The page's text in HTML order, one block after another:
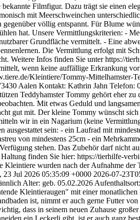
Filmfigur. Dazu trägt sie einen
mit Meerschweinchen
völlig entspannt. Für Blume
hat. Unsere Vermittlungskriterien: -
Grundfläche vermittelt. - Eine
Die Vermittlung erfolgt mit
Weitere Infos finden Sie unter https://
wenn keine auffällige Erkrankung
Kleintiere/Tommy-Mittelhamster-
Aalen Kontakt: Kathrin Jahn
Teddyhamster Tommy gehört eher
Mit etwas Geduld und
gut mit. Der kleine Tommy wünscht
wir in ein Nagarium (keine
ausgestattet sein: - ein Laufrad mit
von mindestens 25cm - ein
stehen. Das Zubehör darf nicht
finden Sie hier: https://tierhilfe-
Kleintiere wurden nach der Aufnahme
23 Jul 2026 05:35:09 +0000 2026-07-
Alter: geb. 05.02.2026
Kleintieraugen" mit einer
ist, nimmt er auch gerne Futter
dass in seinem neuen Zuhause
ein Leckerli gibt, ist er auch ganz